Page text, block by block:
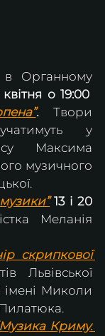
в Органному
. Твори
у
Максима
музичного
13 і 20
Меланія
скрипкової
Львівської
імені Миколи
Криму.